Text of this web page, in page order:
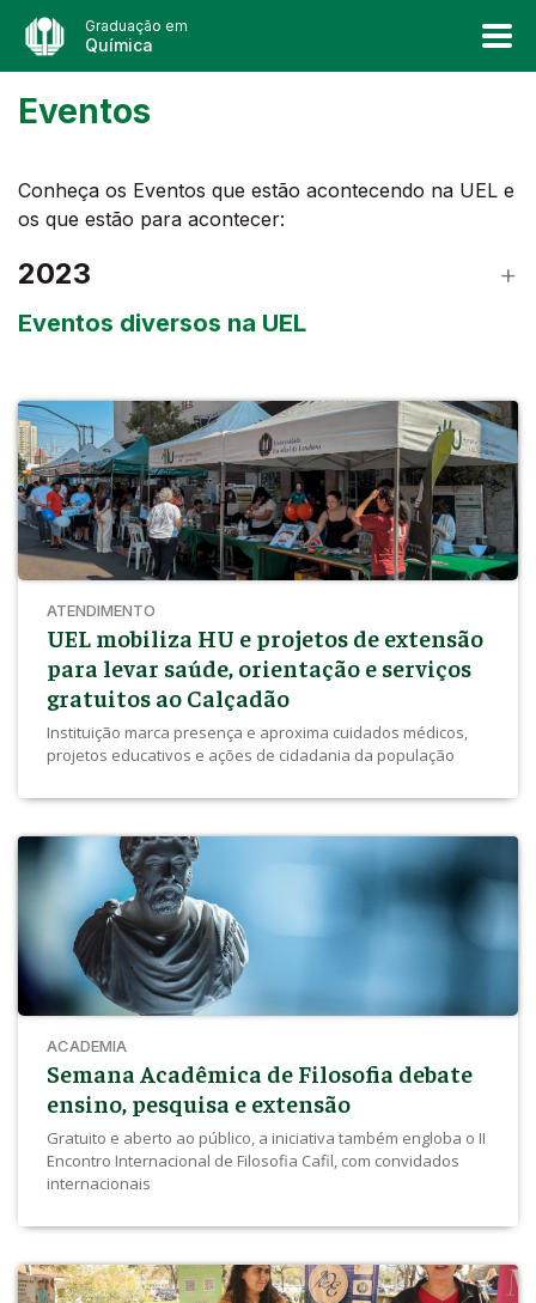
Graduação em
Química
Eventos
Conheça os Eventos que estão acontecendo na UEL e
os que estão para acontecer:
2023
Eventos diversos na UEL
ATENDIMENTO
UEL mobiliza HU e projetos de extensão
para levar saúde, orientação e serviços
gratuitos ao Calçadão
Instituição marca presença e aproxima cuidados médicos,
projetos educativos e ações de cidadania da população
ACADEMIA
Semana Acadêmica de Filosofia debate
ensino, pesquisa e extensão
Gratuito e aberto ao público, a iniciativa também engloba o II
Encontro Internacional de Filosofia Cafil, com convidados
internacionais